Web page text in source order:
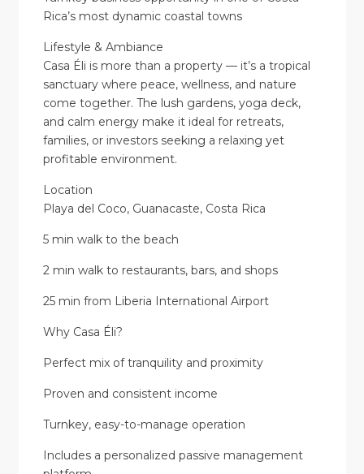
Rica’s most dynamic coastal towns
Lifestyle & Ambiance
Casa Éli is more than a property — it’s a tropical
sanctuary where peace, wellness, and nature
come together. The lush gardens, yoga deck,
and calm energy make it ideal for retreats,
families, or investors seeking a relaxing yet
profitable environment.
Location
Playa del Coco, Guanacaste, Costa Rica
5 min walk to the beach
2 min walk to restaurants, bars, and shops
25 min from Liberia International Airport
Why Casa Éli?
Perfect mix of tranquility and proximity
Proven and consistent income
Turnkey, easy-to-manage operation
Includes a personalized passive management